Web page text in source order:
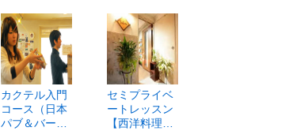
カクテル入門
コース（日本
パブ＆バー…
セミプライベ
ートレッスン
【西洋料理…